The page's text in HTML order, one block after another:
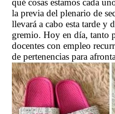
qué cosas estamos cada
la previa del plenario de
llevará a cabo esta tarde y
gremio. Hoy en día, tanto
docentes con empleo
de pertenencias para